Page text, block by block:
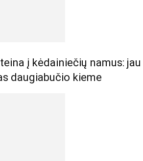
į kėdainiečių namus:
daugiabučio kieme